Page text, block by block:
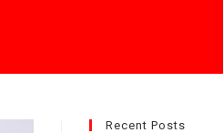
Recent Posts